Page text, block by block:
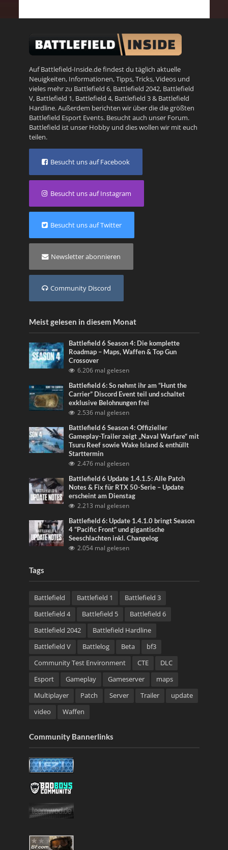
Auf Battlefield-Inside.de findest du täglich aktuelle
Neuigkeiten, Informationen, Tipps, Tricks, Videos und
vieles mehr zu Battlefield 6, Battlefield 2042, Battlefield
V, Battlefield 1, Battlefield 4, Battlefield 3& Battlefield
Hardline. Außerdem berichten wir über die die größten
Battlefield Esport Events. Besucht auch unser Forum.
Battlefield ist unser Hobby und dies wollen wir mit euch
teilen.
Besucht uns auf Facebook
Besucht uns auf Instagram
Besucht uns auf Twitter
Newsletter abonnieren
Community Discord
Meist gelesen in diesem Monat
Battlefield 6 Season 4: Die komplette
Roadmap – Maps, Waffen & Top Gun
Crossover
6.206 mal gelesen
Battlefield 6: So nehmt ihr am “Hunt the
Carrier” Discord Event teil und schaltet
exklusive Belohnungen frei
2.536 mal gelesen
Battlefield 6 Season 4: Offizieller
Gameplay-Trailer zeigt „Naval Warfare“ mit
Tsuru Reef sowie Wake Island & enthüllt
Starttermin
2.476 mal gelesen
Battlefield 6 Update 1.4.1.5: Alle Patch
Notes & Fix für RTX 50-Serie – Update
erscheint am Dienstag
2.213 mal gelesen
Battlefield 6: Update 1.4.1.0 bringt Season
4 “Pacific Front” und gigantische
Seeschlachten inkl. Changelog
2.054 mal gelesen
Tags
Battlefield Battlefield 1
Battlefield 3
Battlefield 4
Battlefield 5
Battlefield 6
Battlefield 2042
Battlefield Hardline
Battlefield V
Battlelog Beta
bf3
Community Test Environment
CTE
DLC
Esport
Gameplay Gameserver
maps
Multiplayer
Patch Server Trailer
update
video
Waffen
Community Bannerlinks